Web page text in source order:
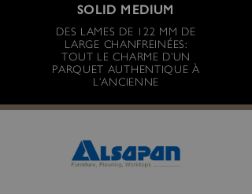
SOLID MEDIUM
DES LAMES DE 122 MM DE
LARGE CHANFREINÉES:
TOUT LE CHARME D’UN
PARQUET AUTHENTIQUE À
L’ANCIENNE